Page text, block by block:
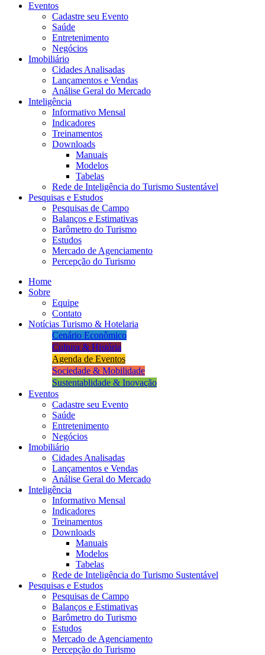
Eventos
Cadastre seu Evento
Saúde
Entretenimento
Negócios
Imobiliário
Cidades Analisadas
Lançamentos e Vendas
Análise Geral do Mercado
Inteligência
Informativo Mensal​
Indicadores
Treinamentos
Downloads
Manuais
Modelos
Tabelas
Rede de Inteligência do Turismo Sustentável
Pesquisas e Estudos
Pesquisas de Campo
Balanços e Estimativas
Barômetro do Turismo
Estudos
Mercado de Agenciamento
Percepção do Turismo
Home
Sobre
Equipe
Contato
Notícias Turismo & Hotelaria
Cenário Econômico
Cultura & História
Agenda de Eventos
Sociedade & Mobilidade
Sustentablidade & Inovação
Eventos
Cadastre seu Evento
Saúde
Entretenimento
Negócios
Imobiliário
Cidades Analisadas
Lançamentos e Vendas
Análise Geral do Mercado
Inteligência
Informativo Mensal​
Indicadores
Treinamentos
Downloads
Manuais
Modelos
Tabelas
Rede de Inteligência do Turismo Sustentável
Pesquisas e Estudos
Pesquisas de Campo
Balanços e Estimativas
Barômetro do Turismo
Estudos
Mercado de Agenciamento
Percepção do Turismo